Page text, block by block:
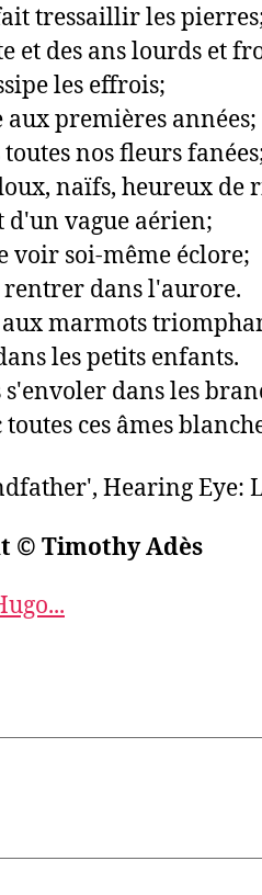
tressaillir les
et des ans lourds et
les effrois;
premières années;
nos fleurs
naïfs, heureux de
d'un vague aérien;
voir soi-même éclore;
rentrer dans l'aurore.
marmots
les petits enfants.
dans les
ces âmes
Hearing Eye:
© Timothy Adès